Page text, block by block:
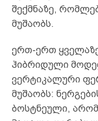
შექმნაზე,
მუშაობს.
ერთ-ერთ
ჰიბრიდული
ვერტიკალური
მუშაობს:
ბოსტნეული,